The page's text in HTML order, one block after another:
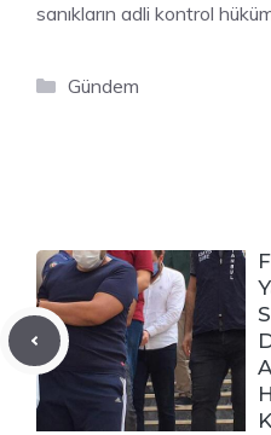
sanıkların adli kontrol
Kategoriler
Gündem